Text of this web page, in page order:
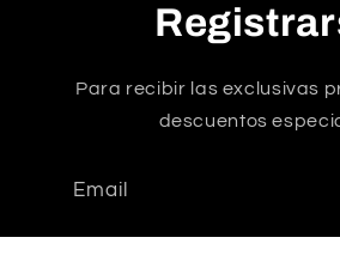
Para recibir las exclusivas
descuentos
Email